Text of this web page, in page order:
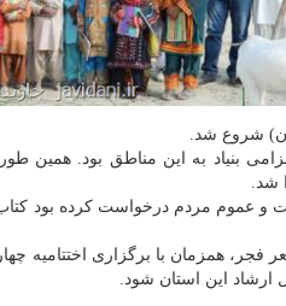
شروع شد.
بنیاد به این مناطق بود. همین
شد.
و عموم مردم درخواست كرده بود
همزمان با برگزاری اختتامیه
ارشاد این استان شود.